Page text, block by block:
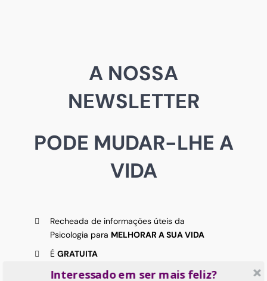
A NOSSA
NEWSLETTER
PODE MUDAR-LHE A
VIDA
Recheada de informações úteis da
Psicologia para MELHORAR A SUA VIDA
É GRATUITA
GANHAlogo um curso deRESPIRAÇÃO
Interessado em ser mais feliz?